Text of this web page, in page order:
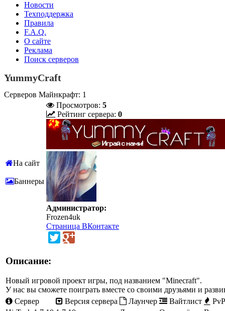
Новости
Техподдержка
Правила
F.A.Q.
О сайте
Реклама
Поиск серверов
YummyCraft
Серверов Майнкрафт: 1
На сайт
Баннеры
Просмотров: 5
Рейтинг сервера: 0
Администратор:
Frozen4uk
Страница ВКонтакте
Описание:
Новый игровой проект игры, под названием "Minecraft".
У нас вы сможете поиграть вместе со своими друзьями и
Сервер
Версия сервера Лаунчер Вайтлист
PvP